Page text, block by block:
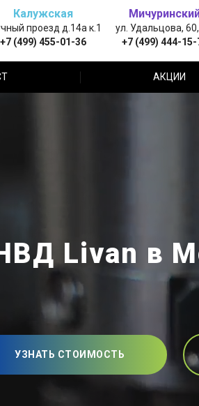
Калужская
проезд д.14а к.1
+7 (499) 455-01-36
ул. Удальцова, 60,
+7 (499) 444-15-
АКЦИИ
Livan в
УЗНАТЬ СТОИМОСТЬ